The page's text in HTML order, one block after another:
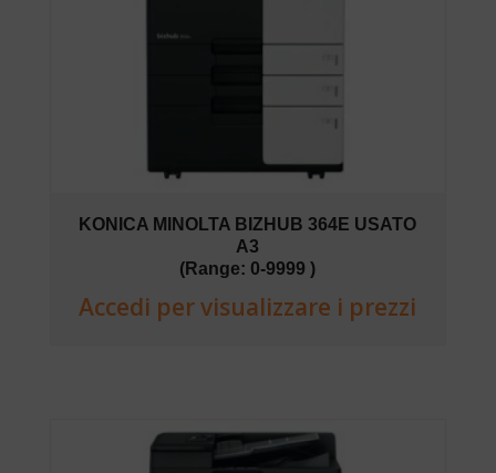
KONICA MINOLTA BIZHUB 364E USATO
A3
(Range: 0-9999 )
Accedi per visualizzare i prezzi